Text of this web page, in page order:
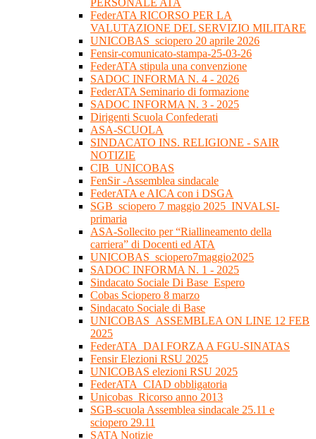
PERSONALE ATA
FederATA RICORSO PER LA
VALUTAZIONE DEL SERVIZIO MILITARE
UNICOBAS_sciopero 20 aprile 2026
Fensir-comunicato-stampa-25-03-26
FederATA stipula una convenzione
SADOC INFORMA N. 4 - 2026
FederATA Seminario di formazione
SADOC INFORMA N. 3 - 2025
Dirigenti Scuola Confederati
ASA-SCUOLA
SINDACATO INS. RELIGIONE - SAIR
NOTIZIE
CIB_UNICOBAS
FenSir -Assemblea sindacale
FederATA e AICA con i DSGA
SGB_sciopero 7 maggio 2025_INVALSI-
primaria
ASA-Sollecito per “Riallineamento della
carriera” di Docenti ed ATA
UNICOBAS_sciopero7maggio2025
SADOC INFORMA N. 1 - 2025
Sindacato Sociale Di Base_Espero
Cobas Sciopero 8 marzo
Sindacato Sociale di Base
UNICOBAS_ASSEMBLEA ON LINE 12 FEB
2025
FederATA_DAI FORZA A FGU-SINATAS
Fensir Elezioni RSU 2025
UNICOBAS elezioni RSU 2025
FederATA_CIAD obbligatoria
Unicobas_Ricorso anno 2013
SGB-scuola Assemblea sindacale 25.11 e
sciopero 29.11
SATA Notizie